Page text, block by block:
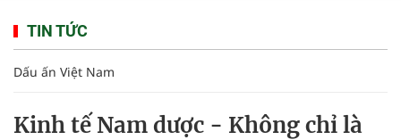
TIN TỨC
Dấu ấn Việt Nam
Kinh tế Nam dược - Không chỉ là